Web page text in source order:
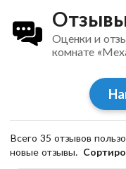
Оценки и
комнате
Всего 35 отзывов
новые отзывы.